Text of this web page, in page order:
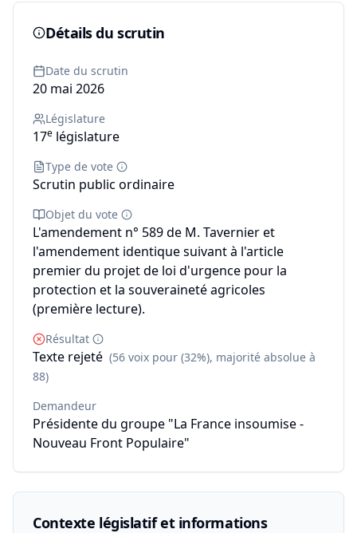
Détails du scrutin
Date du scrutin
20 mai 2026
Législature
17e législature
Type de vote
Scrutin public ordinaire
Objet du vote
L'amendement n° 589 de M. Tavernier et
l'amendement identique suivant à l'article
premier du projet de loi d'urgence pour la
protection et la souveraineté agricoles
(première lecture).
Résultat
Texte rejeté (56 voix pour (32%), majorité absolue à
88)
Demandeur
Présidente du groupe "La France insoumise -
Nouveau Front Populaire"
Contexte législatif et informations